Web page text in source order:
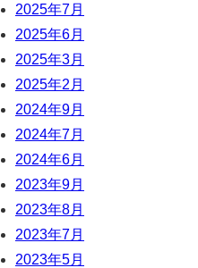
2025年7月
2025年6月
2025年3月
2025年2月
2024年9月
2024年7月
2024年6月
2023年9月
2023年8月
2023年7月
2023年5月